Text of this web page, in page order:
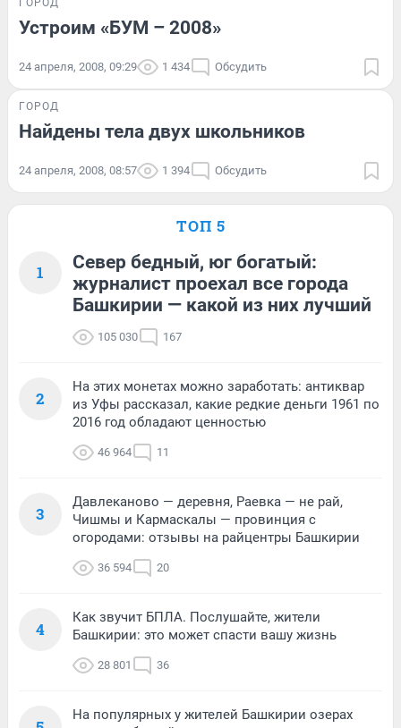
ГОРОД
Устроим «БУМ – 2008»
24 апреля, 2008, 09:29 1 434 Обсудить
ГОРОД
Найдены тела двух школьников
24 апреля, 2008, 08:57 1 394 Обсудить
ТОП 5
1
Север бедный, юг богатый:
журналист проехал все города
Башкирии — какой из них лучший
105 030 167
2
На этих монетах можно заработать: антиквар
из Уфы рассказал, какие редкие деньги 1961 по
2016 год обладают ценностью
46 964 11
3
Давлеканово — деревня, Раевка — не рай,
Чишмы и Кармаскалы — провинция с
огородами: отзывы на райцентры Башкирии
36 594 20
4
Как звучит БПЛА. Послушайте, жители
Башкирии: это может спасти вашу жизнь
28 801 36
На популярных у жителей Башкирии озерах